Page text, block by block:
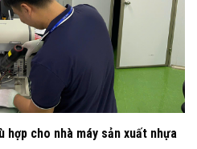
hợp cho nhà máy sản xuất nhựa